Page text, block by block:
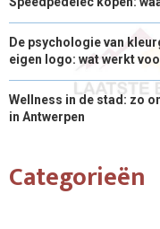
De psychologie van
eigen logo: wat werkt
Wellness in de stad: zo
in Antwerpen
Categorieën